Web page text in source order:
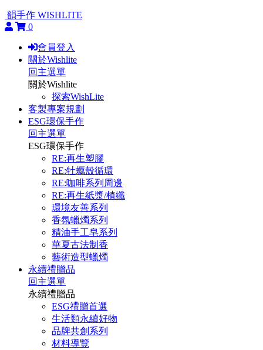
韻手作 WISHLITE
0
會員登入
關於Wishlite
回主選單
關於Wishlite
探索WishLite
客製專案規劃
ESG環保手作
回主選單
ESG環保手作
RE:再生塑膠
RE:牡蠣殼循環
RE:咖啡系列周邊
RE:再生紙漿/植纖
環境友善系列
香氛蠟燭系列
精油手工皂系列
華夏古法制香
藝術造型蠟燭
永續禮贈品
回主選單
永續禮贈品
ESG禮贈首選
生活類永續好物
品牌共創系列
材料導覽